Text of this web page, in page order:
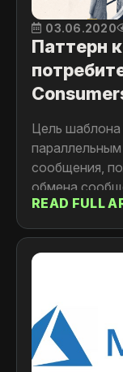
03.06.2020
Паттерн
Цель шаблона
сообщения,
обмена
системе
READ FULL